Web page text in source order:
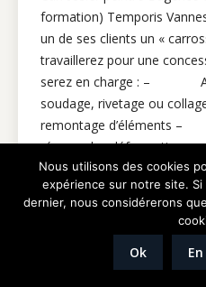
formation) Temporis
un de ses clients un «
travaillerez pour une
serez en charge : –
soudage, rivetage ou
remontage d’éléments
réparer des déformations
Réalisation
Nous utilisons des cookies
expérience sur notre site.
dernier, nous considérerons
Ok